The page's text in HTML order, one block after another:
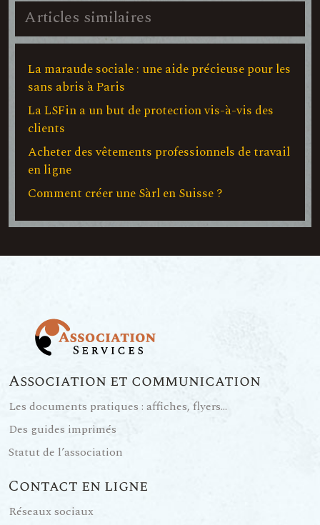
Articles similaires
La maraude sociale : une aide précieuse pour les
sans abris à Paris
La LSFin a un but de protection vis-à-vis des
clients
Acheter des vêtements professionnels de travail
en ligne
Comment créer une Sàrl en Suisse ?
Association et communication
Les documents pratiques : affiches, flyers…
Des guides imprimés
Statut de l’association
Contact en ligne
Réseaux sociaux